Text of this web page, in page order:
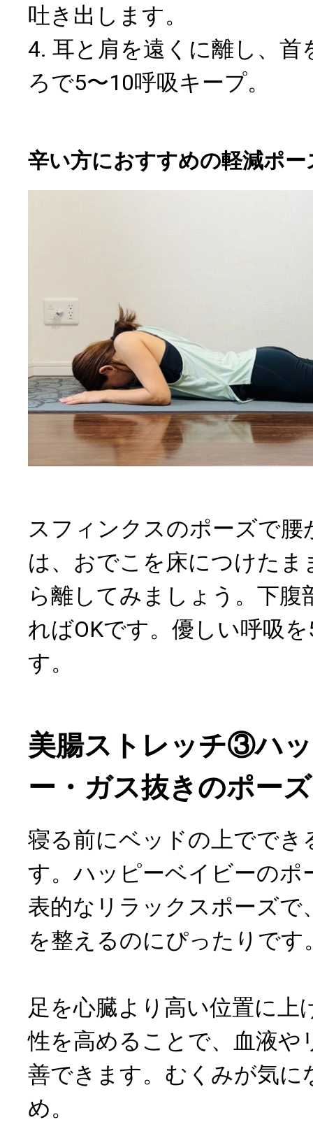
吐き出します。
4. 耳と肩を遠くに離し、首
ろで5〜10呼吸キープ。
辛い方におすすめの軽減ポー
スフィンクスのポーズで腰
は、おでこを床につけたま
ら離してみましょう。下腹
ればOKです。優しい呼吸
す。
美腸ストレッチ③ハ
ー・ガス抜きのポーズ
寝る前にベッドの上ででき
す。ハッピーベイビーのポ
表的なリラックスポーズで
を整えるのにぴったりです
足を心臓より高い位置に上
性を高めることで、血液や
善できます。むくみが気に
め。